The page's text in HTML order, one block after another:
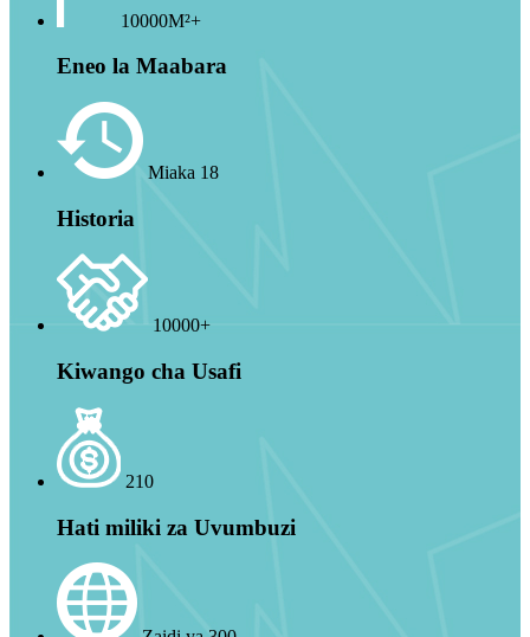
10000M²+
Eneo la Maabara
Miaka 18
Historia
10000+
Kiwango cha Usafi
210
Hati miliki za Uvumbuzi